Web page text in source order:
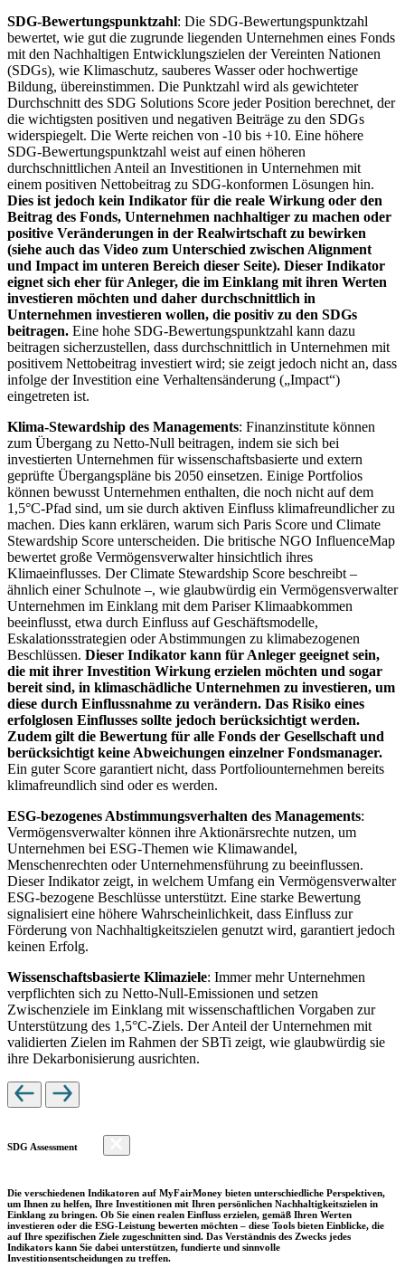
SDG-Bewertungspunktzahl: Die SDG-Bewertungspunktzahl
bewertet, wie gut die zugrunde liegenden Unternehmen eines Fonds
mit den Nachhaltigen Entwicklungszielen der Vereinten Nationen
(SDGs), wie Klimaschutz, sauberes Wasser oder hochwertige
Bildung, übereinstimmen. Die Punktzahl wird als gewichteter
Durchschnitt des SDG Solutions Score jeder Position berechnet, der
die wichtigsten positiven und negativen Beiträge zu den SDGs
widerspiegelt. Die Werte reichen von -10 bis +10. Eine höhere
SDG-Bewertungspunktzahl weist auf einen höheren
durchschnittlichen Anteil an Investitionen in Unternehmen mit
einem positiven Nettobeitrag zu SDG-konformen Lösungen hin.
Dies ist jedoch kein Indikator für die reale Wirkung oder den
Beitrag des Fonds, Unternehmen nachhaltiger zu machen oder
positive Veränderungen in der Realwirtschaft zu bewirken
(siehe auch das Video zum Unterschied zwischen Alignment
und Impact im unteren Bereich dieser Seite). Dieser Indikator
eignet sich eher für Anleger, die im Einklang mit ihren Werten
investieren möchten und daher durchschnittlich in
Unternehmen investieren wollen, die positiv zu den SDGs
beitragen. Eine hohe SDG-Bewertungspunktzahl kann dazu
beitragen sicherzustellen, dass durchschnittlich in Unternehmen mit
positivem Nettobeitrag investiert wird; sie zeigt jedoch nicht an, dass
infolge der Investition eine Verhaltensänderung („Impact“)
eingetreten ist.
Klima-Stewardship des Managements: Finanzinstitute können
zum Übergang zu Netto-Null beitragen, indem sie sich bei
investierten Unternehmen für wissenschaftsbasierte und extern
geprüfte Übergangspläne bis 2050 einsetzen. Einige Portfolios
können bewusst Unternehmen enthalten, die noch nicht auf dem
1,5°C-Pfad sind, um sie durch aktiven Einfluss klimafreundlicher zu
machen. Dies kann erklären, warum sich Paris Score und Climate
Stewardship Score unterscheiden. Die britische NGO InfluenceMap
bewertet große Vermögensverwalter hinsichtlich ihres
Klimaeinflusses. Der Climate Stewardship Score beschreibt –
ähnlich einer Schulnote –, wie glaubwürdig ein Vermögensverwalter
Unternehmen im Einklang mit dem Pariser Klimaabkommen
beeinflusst, etwa durch Einfluss auf Geschäftsmodelle,
Eskalationsstrategien oder Abstimmungen zu klimabezogenen
Beschlüssen. Dieser Indikator kann für Anleger geeignet sein,
die mit ihrer Investition Wirkung erzielen möchten und sogar
bereit sind, in klimaschädliche Unternehmen zu investieren, um
diese durch Einflussnahme zu verändern. Das Risiko eines
erfolglosen Einflusses sollte jedoch berücksichtigt werden.
Zudem gilt die Bewertung für alle Fonds der Gesellschaft und
berücksichtigt keine Abweichungen einzelner Fondsmanager.
Ein guter Score garantiert nicht, dass Portfoliounternehmen bereits
klimafreundlich sind oder es werden.
ESG-bezogenes Abstimmungsverhalten des Managements:
Vermögensverwalter können ihre Aktionärsrechte nutzen, um
Unternehmen bei ESG-Themen wie Klimawandel,
Menschenrechten oder Unternehmensführung zu beeinflussen.
Dieser Indikator zeigt, in welchem Umfang ein Vermögensverwalter
ESG-bezogene Beschlüsse unterstützt. Eine starke Bewertung
signalisiert eine höhere Wahrscheinlichkeit, dass Einfluss zur
Förderung von Nachhaltigkeitszielen genutzt wird, garantiert jedoch
keinen Erfolg.
Wissenschaftsbasierte Klimaziele: Immer mehr Unternehmen
verpflichten sich zu Netto-Null-Emissionen und setzen
Zwischenziele im Einklang mit wissenschaftlichen Vorgaben zur
Unterstützung des 1,5°C-Ziels. Der Anteil der Unternehmen mit
validierten Zielen im Rahmen der SBTi zeigt, wie glaubwürdig sie
ihre Dekarbonisierung ausrichten.
SDG Assessment
Die verschiedenen Indikatoren auf MyFairMoney bieten unterschiedliche Perspektiven,
um Ihnen zu helfen, Ihre Investitionen mit Ihren persönlichen Nachhaltigkeitszielen in
Einklang zu bringen. Ob Sie einen realen Einfluss erzielen, gemäß Ihren Werten
investieren oder die ESG-Leistung bewerten möchten – diese Tools bieten Einblicke, die
auf Ihre spezifischen Ziele zugeschnitten sind. Das Verständnis des Zwecks jedes
Indikators kann Sie dabei unterstützen, fundierte und sinnvolle
Investitionsentscheidungen zu treffen.